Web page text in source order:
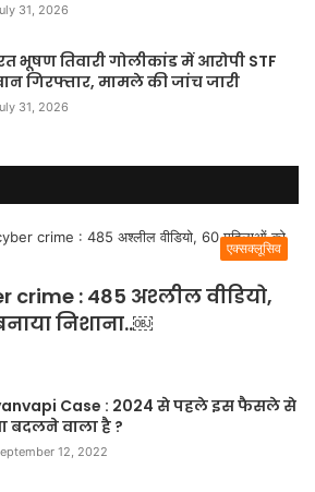
31, 2026
भूषण तिवारी गोलीकांड में आरोपी STF
गिरफ्तार, मामले की जांच जारी
31, 2026
एक्सक्लूसिव
crime : 485 अश्लील वीडियो,
निशाना..￼
Case : 2024 से पहले इस फैसले से
बदलने वाला है ?
12, 2022